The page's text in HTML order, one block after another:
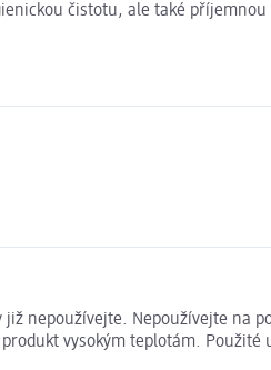
čistotu, ale také
nepoužívejte. Nepoužívejte na
vysokým teplotám.